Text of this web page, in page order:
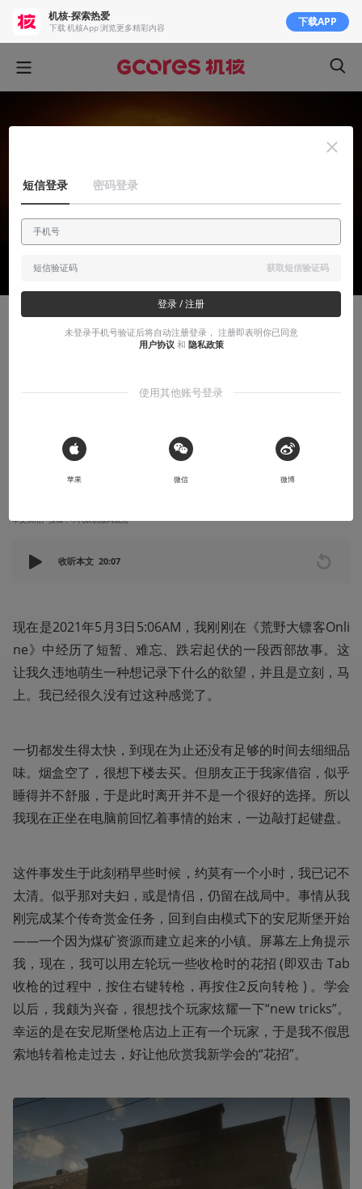
本文系用户投稿，不代表机核网观点
收听本文 20:07
现在是2021年5月3日5:06AM，我刚刚在《荒野大镖客Onli
ne》中经历了短暂、难忘、跌宕起伏的一段西部故事。这
让我久违地萌生一种想记录下什么的欲望，并且是立刻，马
上。我已经很久没有过这种感觉了。
一切都发生得太快，到现在为止还没有足够的时间去细细品
味。烟盒空了，很想下楼去买。但朋友正于我家借宿，似乎
睡得并不舒服，于是此时离开并不是一个很好的选择。所以
我现在正坐在电脑前回忆着事情的始末，一边敲打起键盘。
这件事发生于此刻稍早些时候，约莫有一个小时，我已记不
太清。似乎那对夫妇，或是情侣，仍留在战局中。事情从我
刚完成某个传奇赏金任务，回到自由模式下的安尼斯堡开始
——一个因为煤矿资源而建立起来的小镇。屏幕左上角提示
我，现在，我可以用左轮玩一些收枪时的花招 (即双击 Tab
收枪的过程中，按住右键转枪，再按住2反向转枪 ) 。学会
以后，我颇为兴奋，很想找个玩家炫耀一下“new tricks”。
幸运的是在安尼斯堡枪店边上正有一个玩家，于是我不假思
索地转着枪走过去，好让他欣赏我新学会的“花招”。
机核-探索热爱
下载 机核App 浏览更多精彩内容 下载APP
短信登录 密码登录
获取短信验证码
登录 / 注册
未登录手机号验证后将自动注册登录， 注册即表明你已同意
用户协议 和 隐私政策
使用其他账号登录
 Sign in with Apple
苹果 微信 微博